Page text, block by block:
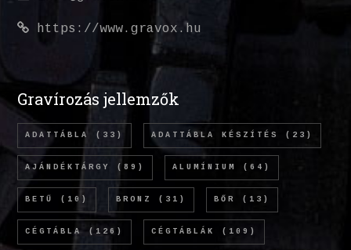
https://www.gravox.hu
Gravírozás jellemzők
ADATTÁBLA (33) ADATTÁBLA KÉSZÍTÉS (23)
AJÁNDÉKTÁRGY (89) ALUMÍNIUM (64)
BETŰ (10) BRONZ (31) BŐR (13)
CÉGTÁBLA (126) CÉGTÁBLÁK (109)